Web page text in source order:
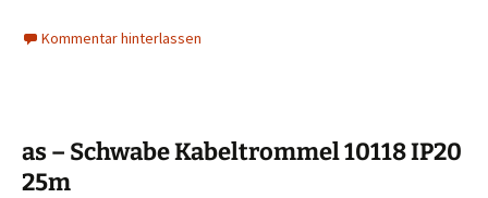
Kommentar hinterlassen
as – Schwabe Kabeltrommel 10118 IP20
25m